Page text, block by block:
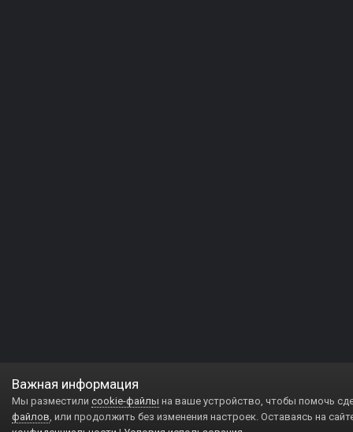
Важная информация
Мы разместили cookie-файлы на ваше устройство, чтобы помочь
файлов, или продолжить без изменения настроек. Оставаясь на